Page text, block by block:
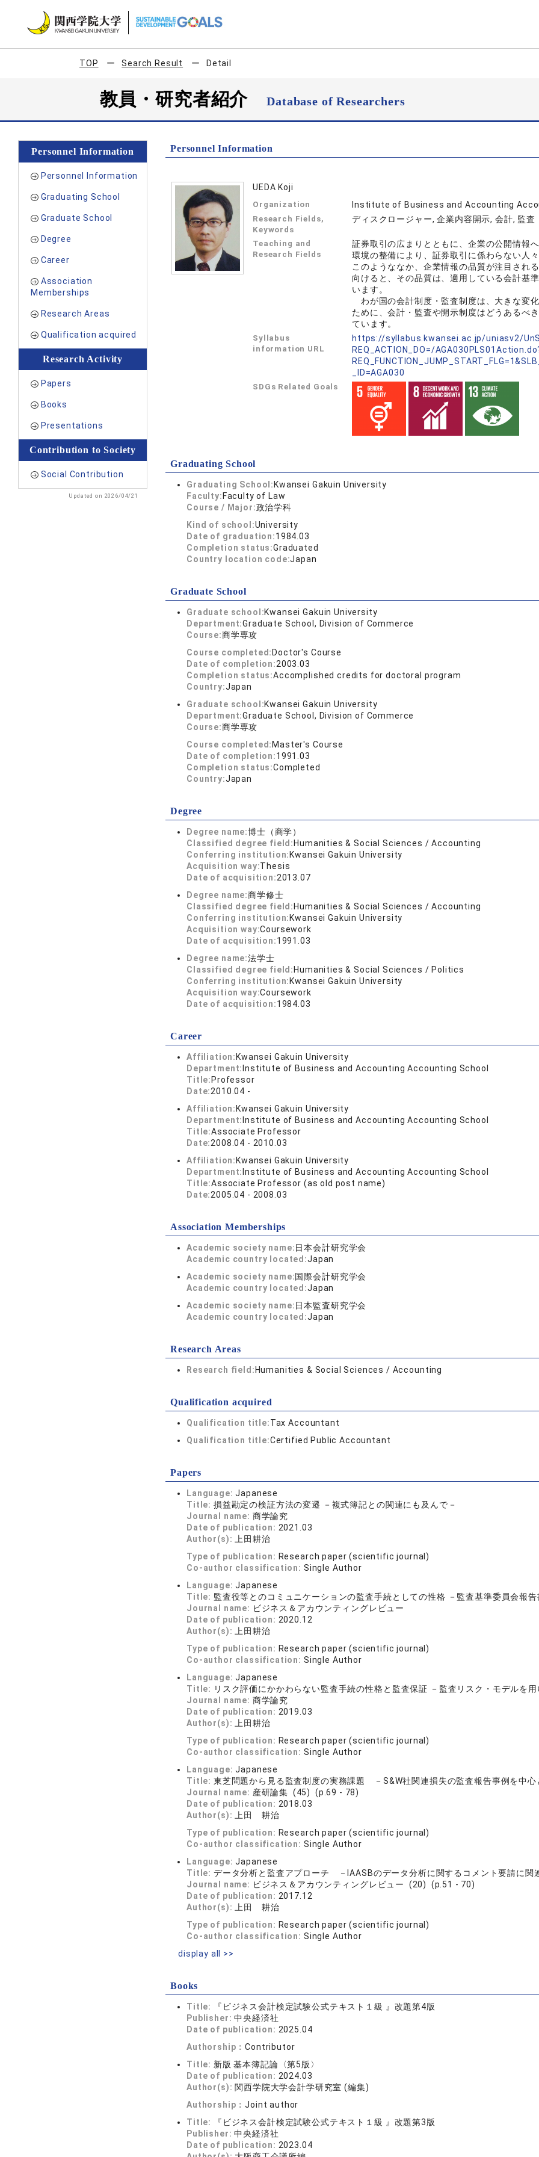
TOP Search Result Detail
教員・研究者紹介Database of Researchers
Personnel Information
Personnel Information
Graduating School
Graduate School
Degree
Career
Association
Memberships
Research Areas
Qualification acquired
Research Activity
Papers
Books
Presentations
Contribution to Society
Social Contribution
Updated on 2026/04/21
Personnel Information
UEDA Koji
Organization Institute of Business and Accounting
Research Fields,
Keywords
ディスクロージャー, 企業内容開示, 会計, 監査
Teaching and
Research Fields
証券取引の広まりとともに、企業の公開情報
環境の整備により、証券取引に係わらない人
このようななか、企業情報の品質が注目され
向けると、その品質は、適用している会計基
います。
わが国の会計制度・監査制度は、大きな変
ために、会計・監査や開示制度はどうあるべ
ています。
Syllabus
information URL
https://syllabus.kwansei.ac.jp/uniasv2/
REQ_ACTION_DO=/
_ID=AGA030
SDGs Related Goals
Graduating School
Graduating School: Kwansei Gakuin University
Faculty: Faculty of Law
Course / Major:政治学科
Kind of school:University
Date of graduation:1984.03
Completion status:Graduated
Country location code:Japan
Graduate School
Graduate school:Kwansei Gakuin University
Department:Graduate School, Division of Commerce
Course:商学専攻
Course completed: Doctor's Course
Date of completion:2003.03
Completion status:Accomplished credits for doctoral program
Country:Japan
Graduate school:Kwansei Gakuin University
Department:Graduate School, Division of Commerce
Course:商学専攻
Course completed: Master's Course
Date of completion:1991.03
Completion status:Completed
Country:Japan
Degree
Degree name:博士（商学）
Classified degree field: Humanities & Social Sciences / Accounting
Conferring institution: Kwansei Gakuin University
Acquisition way:Thesis
Date of acquisition:2013.07
Degree name:商学修士
Classified degree field: Humanities & Social Sciences / Accounting
Conferring institution: Kwansei Gakuin University
Acquisition way:Coursework
Date of acquisition:1991.03
Degree name:法学士
Classified degree field: Humanities & Social Sciences / Politics
Conferring institution: Kwansei Gakuin University
Acquisition way:Coursework
Date of acquisition:1984.03
Career
Affiliation: Kwansei Gakuin University
Department: Institute of Business and Accounting Accounting School
Title: Professor
Date:2010.04 -
Affiliation: Kwansei Gakuin University
Department: Institute of Business and Accounting Accounting School
Title:Associate Professor
Date:2008.04 - 2010.03
Affiliation: Kwansei Gakuin University
Department: Institute of Business and Accounting Accounting School
Title:Associate Professor (as old post name)
Date:2005.04 - 2008.03
Association Memberships
Academic society name:日本会計研究学会
Academic country located:Japan
Academic society name:国際会計研究学会
Academic country located:Japan
Academic society name:日本監査研究学会
Academic country located:Japan
Research Areas
Research field: Humanities & Social Sciences / Accounting
Qualification acquired
Qualification title:Tax Accountant
Qualification title:Certified Public Accountant
Papers
Language:Japanese
Title: 損益勘定の検証方法の変遷 －複式簿記との関連にも及んで－
Journal name: 商学論究
Date of publication: 2021.03
Author(s):
上田耕治
Type of publication: Research paper (scientific journal)
Co-author classification: Single Author
Language:Japanese
Title: 監査役等とのコミュニケーションの監査手続としての性格 －監査基準委員会報
Journal name: ビジネス＆アカウンティングレビュー
Date of publication: 2020.12
Author(s):
上田耕治
Type of publication: Research paper (scientific journal)
Co-author classification: Single Author
Language:Japanese
Title: リスク評価にかかわらない監査手続の性格と監査保証 －監査リスク・モデルを
Journal name: 商学論究
Date of publication: 2019.03
Author(s):
上田耕治
Type of publication: Research paper (scientific journal)
Co-author classification: Single Author
Language:Japanese
Title: 東芝問題から見る監査制度の実務課題 －S&W社関連損失の監査報告事例を中心
Journal name: 産研論集 (45) (p.69 - 78)
Date of publication: 2018.03
Author(s):
上田 耕治
Type of publication: Research paper (scientific journal)
Co-author classification: Single Author
Language:Japanese
Title: データ分析と監査アプローチ －IAASBのデータ分析に関するコメント要請に関
Journal name: ビジネス＆アカウンティングレビュー (20) (p.51 - 70)
Date of publication: 2017.12
Author(s):
上田 耕治
Type of publication: Research paper (scientific journal)
Co-author classification: Single Author
display all >>
Books
Title:
『ビジネス会計検定試験公式テキスト１級 』改題第4版
Publisher:中央経済社
Date of publication: 2025.04
Authorship：Contributor
Title: 新版 基本簿記論〈第5版〉
Date of publication: 2024.03
Author(s): 関西学院大学会計学研究室 (編集)
Authorship：Joint author
Title:
『ビジネス会計検定試験公式テキスト１級 』改題第3版
Publisher:中央経済社
Date of publication: 2023.04